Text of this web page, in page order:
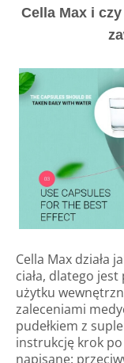
Cella Max i
Cella Max działa
ciała, dlatego
użytku
zaleceniami
pudełkiem z
instrukcję krok
napisane: